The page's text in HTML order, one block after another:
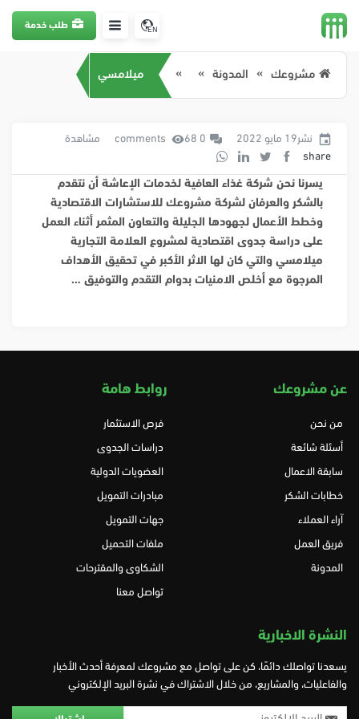
EN طلب خدمة
مشروعك المدونة ميلامسي
نشر19 مايو 2022 0 comments 68 مشاهدة
share
يسرنا نحن شركة غذاء العافية لخدمات الإعاشة أن نتقدم
بالشكر والعرفان لشركة مشروعك للاستشارات الاقتصادية
وخطط الأعمال لجهودها الجليلة والتعاون المثمر أثناء العمل
على دراسة جدوى اقتصادية لمشروع العلامة التجارية
ميلامسي والتي كان لها الاثر الأكبر في تحقيق الأهداف
المرجوة مع أخلص الامنيات بدوام التقدم والتوفيق …
عن مشروعك
من نحن
أسئلة شائعة
سابقة الاعمال
خطابات الشكر
آراء العملاء
فريق العمل
المدونة
روابط هامة
فرص الاستثمار
دراسات الجدوى
العضويات الدولية
مبادرات التمويل
جهات التمويل
ملفات التحميل
الشكاوى والمقترحات
تواصل معنا
النشرة الاخبارية
يسعدنا تواصلك دائمًا، كن على تواصل مع مشروعك لمعرفة أحدث الأخبار
والفاعليات، والمشاريع، من خلال الاشتراك في نشرة البريد الإلكتروني